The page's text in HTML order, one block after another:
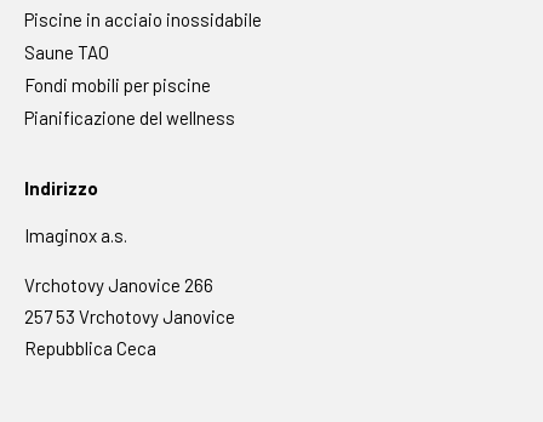
Piscine in acciaio inossidabile
Saune TAO
Fondi mobili per piscine
Pianificazione del wellness
Indirizzo
Imaginox a.s.
Vrchotovy Janovice 266
257 53 Vrchotovy Janovice
Repubblica Ceca